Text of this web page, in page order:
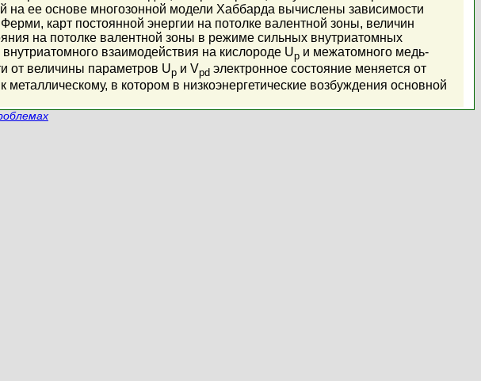
на ее основе многозонной модели Хаббарда вычислены зависимости
карт постоянной энергии на потолке валентной зоны, величин
на потолке валентной зоны в режиме сильных внутриатомных
взаимодействия на кислороде Up и межатомного медь-
от величины параметров Up и Vpd электронное состояние меняется от
в котором в низкоэнергетические возбуждения основной